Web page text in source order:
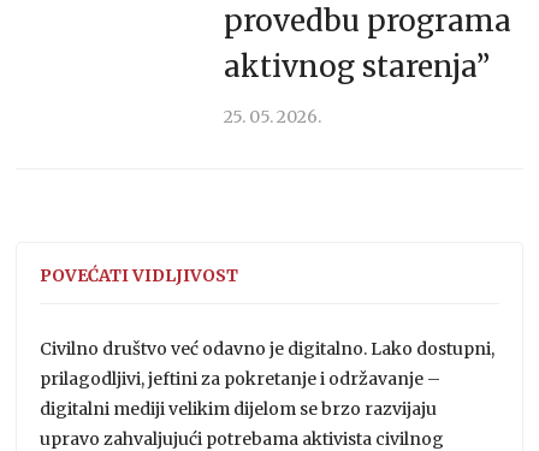
provedbu programa
aktivnog starenja”
25. 05. 2026.
POVEĆATI VIDLJIVOST
Civilno društvo već odavno je digitalno. Lako dostupni,
prilagodljivi, jeftini za pokretanje i održavanje –
digitalni mediji velikim dijelom se brzo razvijaju
upravo zahvaljujući potrebama aktivista civilnog